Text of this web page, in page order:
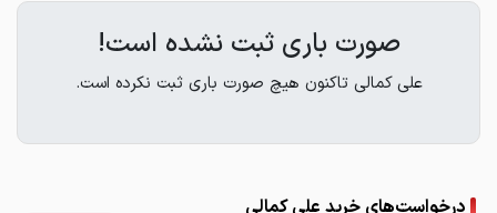
صورت باری ثبت نشده است!
علی کمالی تاکنون هیچ صورت باری ثبت نکرده است.